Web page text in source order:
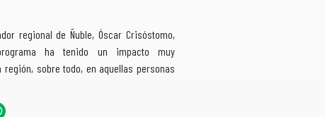
regional de Ñuble, Óscar Crisóstomo,
ha tenido un impacto muy
sobre todo, en aquellas personas